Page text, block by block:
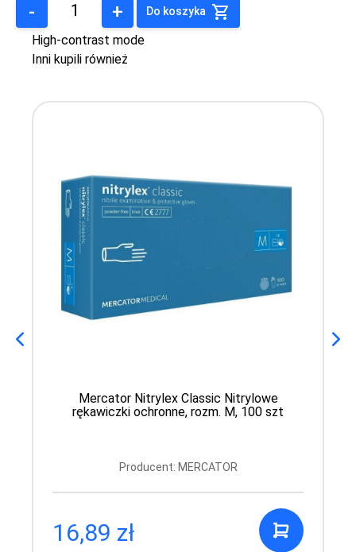
- + Do koszyka
High-contrast mode
Inni kupili również
Mercator Nitrylex Classic Nitrylowe
rękawiczki ochronne, rozm. M, 100 szt
Producent: MERCATOR
16,89 zł